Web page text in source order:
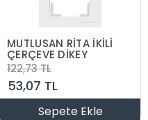
MUTLUSAN RİTA İKİLİ
ÇERÇEVE DİKEY
122,73 TL
53,07 TL
Sepete Ekle